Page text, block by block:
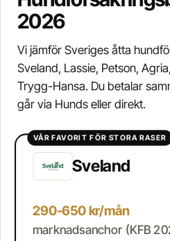
2026
Vi jämför Sveriges åtta
Sveland, Lassie, Petson,
Trygg-Hansa. Du betalar
går via Hunds eller direkt.
VÅR FAVORIT FÖR STORA RASER
Sveland
290-650 kr/mån
marknadsanchor (KFB